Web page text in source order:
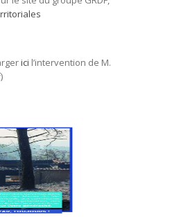
ici l’intervention de M.